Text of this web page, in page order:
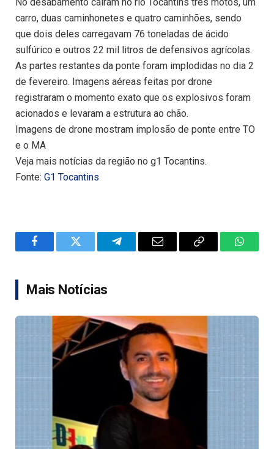
carro, duas caminhonetes e quatro caminhões, sendo
que dois deles carregavam 76 toneladas de ácido
sulfúrico e outros 22 mil litros de defensivos agrícolas.
As partes restantes da ponte foram implodidas no dia 2
de fevereiro. Imagens aéreas feitas por drone
registraram o momento exato que os explosivos foram
acionados e levaram a estrutura ao chão.
Imagens de drone mostram implosão de ponte entre TO
e o MA
Veja mais notícias da região no g1 Tocantins.
Fonte: G1 Tocantins
FacebookTwitter TelegramEmail
Copy
Mais Notícias